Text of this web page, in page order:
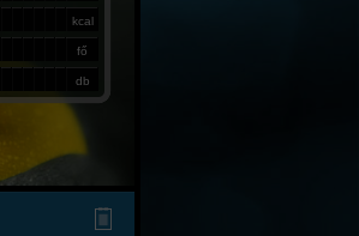
kcal
fő
db